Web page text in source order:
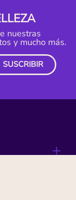
nuestras
y mucho más.
SUSCRIBIR